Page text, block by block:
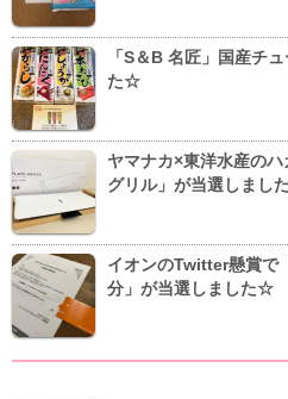
「S＆B 名匠」国産チ
た☆
ヤマナカ×東洋水産の
グリル」が当選しまし
イオンのTwitter懸賞で
分」が当選しました☆